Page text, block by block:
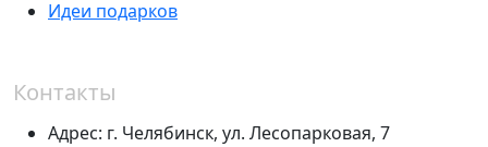
Идеи подарков
Контакты
Адрес: г. Челябинск, ул. Лесопарковая, 7